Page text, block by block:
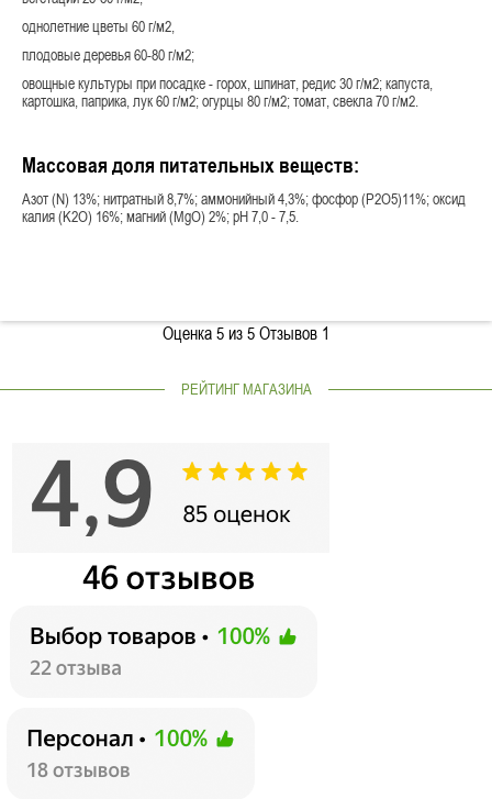
однолетние цветы 60 г/м2,
плодовые деревья 60-80 г/м2;
овощные культуры при посадке - горох, шпинат, редис 30 г/м2; капуста,
картошка, паприка, лук 60 г/м2; огурцы 80 г/м2; томат, свекла 70 г/м2.
Массовая доля питательных веществ:
Азот (N) 13%; нитратный 8,7%; аммонийный 4,3%; фосфор (P2O5)11%; оксид
калия (K2O) 16%; магний (MgO) 2%; рH 7,0 - 7,5.
Оценка5из 5 Отзывов 1
РЕЙТИНГ МАГАЗИНА